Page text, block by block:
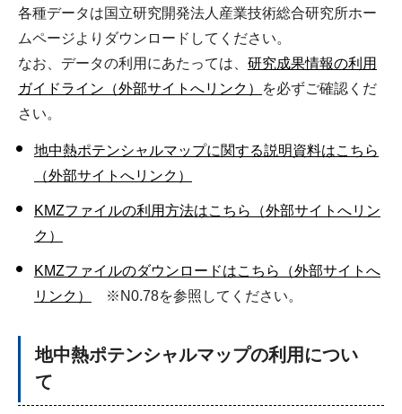
各種データは国立研究開発法人産業技術総合研究所ホー
ムページよりダウンロードしてください。
なお、データの利用にあたっては、 研究成果情報の利用
ガイドライン（外部サイトへリンク）
を必ずご確認くだ
さい。
地中熱ポテンシャルマップに関する説明資料はこちら
（外部サイトへリンク）
KMZファイルの利用方法はこちら（外部サイトへリン
ク）
KMZファイルのダウンロードはこちら（外部サイトへ
リンク）
※N0.78を参照してください。
地中熱ポテンシャルマップの利用につい
て